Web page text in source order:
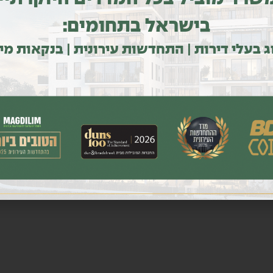
בישראל בתחומים:
בעלי דירות | התחדשות עירונית | בנקאות